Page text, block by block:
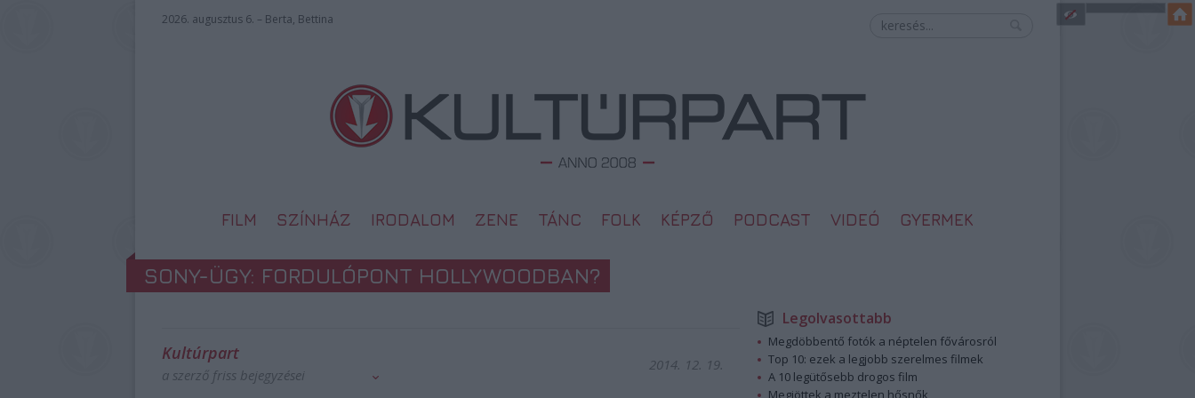
2026. augusztus 6. – Berta, Bettina
FILM SZÍNHÁZ IRODALOM ZENE TÁNC FOLK KÉPZŐ PODCAST VIDEÓ GYERMEK
SONY-ÜGY: FORDULÓPONT HOLLYWOODBAN?
Kultúrpart
a szerző friss bejegyzései
2014. 12. 19.
Legolvasottabb
Megdöbbentő fotók a néptelen fővárosról
Top 10: ezek a legjobb szerelmes filmek
A 10 legütősebb drogos film
Megjöttek a meztelen hősnők